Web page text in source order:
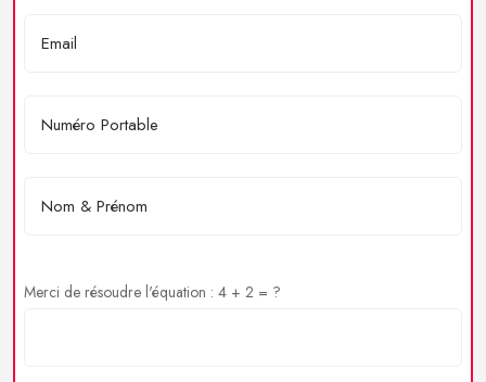
Merci de résoudre l'équation : 4 + 2 = ?